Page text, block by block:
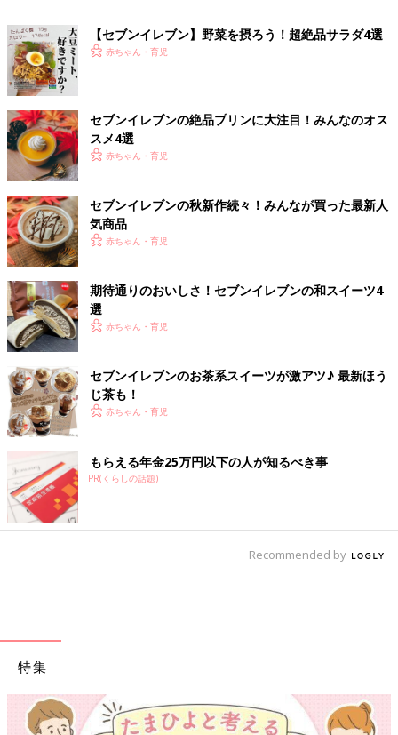
【セブンイレブン】野菜を摂ろう！超絶品サラダ4選
赤ちゃん・育児
セブンイレブンの絶品プリンに大注目！みんなのオス
スメ4選
赤ちゃん・育児
セブンイレブンの秋新作続々！みんなが買った最新人
気商品
赤ちゃん・育児
期待通りのおいしさ！セブンイレブンの和スイーツ4
選
赤ちゃん・育児
セブンイレブンのお茶系スイーツが激アツ♪ 最新ほう
じ茶も！
赤ちゃん・育児
もらえる年金25万円以下の人が知るべき事
PR(くらしの話題)
Recommended by
特集